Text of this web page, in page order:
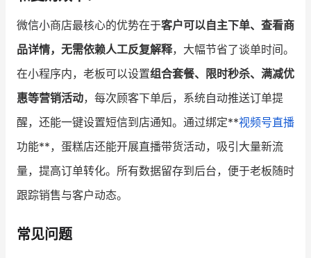
微信小商店最核心的优势在于客户可以自主下单、查看商
品详情，无需依赖人工反复解释，大幅节省了谈单时间。
在小程序内，老板可以设置组合套餐、限时秒杀、满减优
惠等营销活动，每次顾客下单后，系统自动推送订单提
醒，还能一键设置短信到店通知。通过绑定**视频号直播
功能**，蛋糕店还能开展直播带货活动，吸引大量新流
量，提高订单转化。所有数据留存到后台，便于老板随时
跟踪销售与客户动态。
常见问题